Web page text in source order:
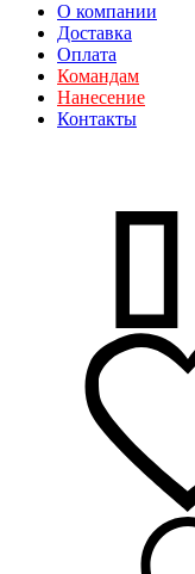
О компании
Доставка
Оплата
Командам
Нанесение
Контакты